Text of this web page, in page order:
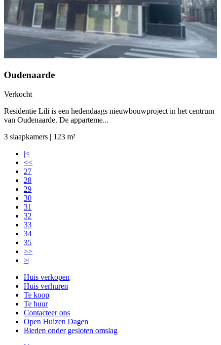
Oudenaarde
Verkocht
Residentie Lili is een hedendaags nieuwbouwproject in het centrum
van Oudenaarde. De apparteme...
3 slaapkamers | 123 m²
|<
<<
27
28
29
30
31
32
33
34
35
>>
>|
Huis verkopen
Huis verhuren
Te koop
Te huur
Contacteer ons
Open Huizen Dagen
Bieden onder gesloten omslag